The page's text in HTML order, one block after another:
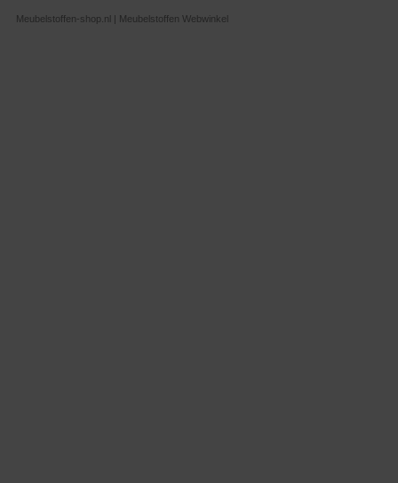
Meubelstoffen-shop.nl | Meubelstoffen Webwinkel